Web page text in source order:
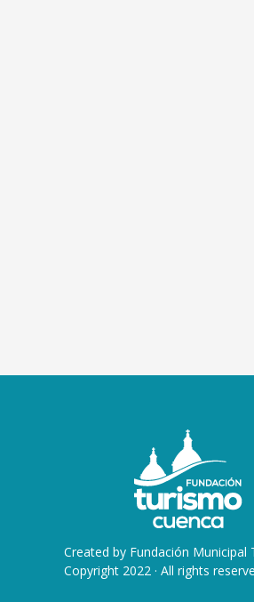
Created by Fundación Municipal
Copyright 2022 · All rights